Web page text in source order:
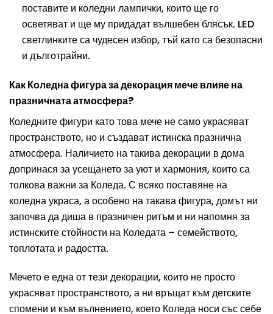
поставите и коледни лампички, които ще го
осветяват и ще му придадат вълшебен блясък. LED
светлинките са чудесен избор, тъй като са безопасни
и дълготрайни.
Как Коледна фигура за декорация мече влияе на
празничната атмосфера?
Коледните фигури като това мече не само украсяват
пространството, но и създават истинска празнична
атмосфера. Наличието на такива декорации в дома
допринася за усещането за уют и хармония, които са
толкова важни за Коледа. С всяко поставяне на
коледна украса, а особено на такава фигура, домът ни
започва да диша в празничен ритъм и ни напомня за
истинските стойности на Коледата – семейството,
топлотата и радостта.
Мечето е една от тези декорации, които не просто
украсяват пространството, а ни връщат към детските
спомени и към вълнението, което Коледа носи със себе